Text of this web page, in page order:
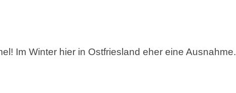
Im Winter hier in Ostfriesland eher eine Ausnahme.